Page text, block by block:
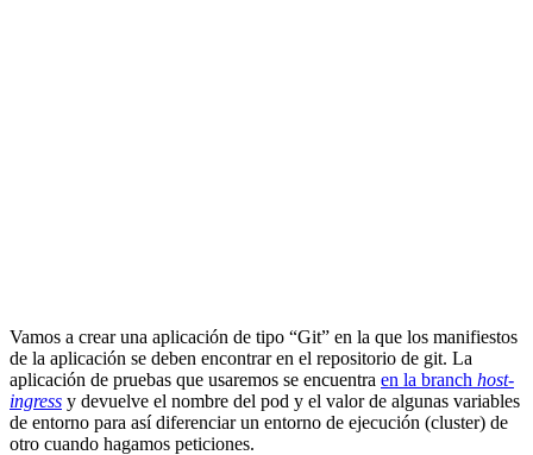
Vamos a crear una aplicación de tipo “Git” en la que los manifiestos
de la aplicación se deben encontrar en el repositorio de git. La
aplicación de pruebas que usaremos se encuentra en la branch host-
ingress y devuelve el nombre del pod y el valor de algunas variables
de entorno para así diferenciar un entorno de ejecución (cluster) de
otro cuando hagamos peticiones.